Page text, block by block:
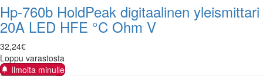
Hp-760b HoldPeak digitaalinen yleismittari
20A LED HFE °C Ohm V
32,24€
Loppu varastosta
Ilmoita minulle